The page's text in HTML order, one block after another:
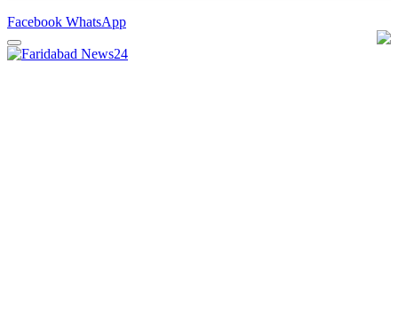
Facebook WhatsApp